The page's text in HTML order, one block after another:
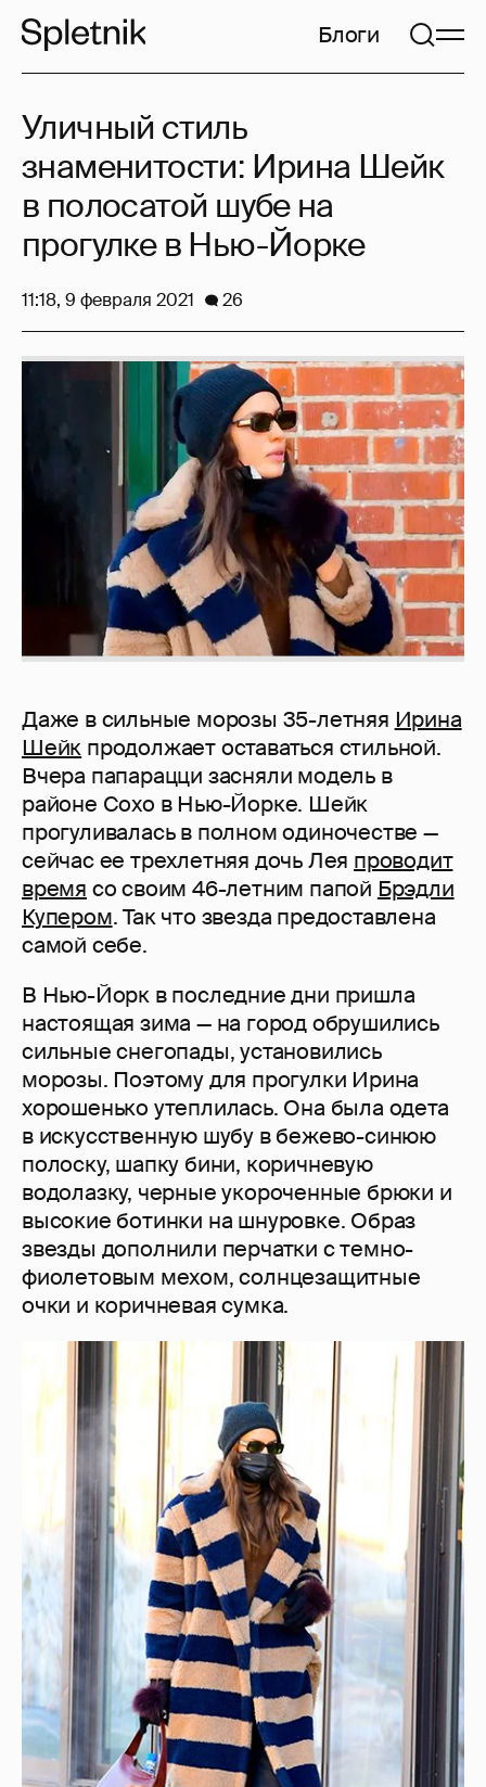
Блоги
Даже в сильные морозы 35-летняя Ирина
Шейк продолжает оставаться стильной.
Вчера папарацци засняли модель в
районе Сохо в Нью-Йорке. Шейк
прогуливалась в полном одиночестве —
сейчас ее трехлетняя дочь Лея проводит
время со своим 46-летним папой Брэдли
Купером. Так что звезда предоставлена
самой себе.
В Нью-Йорк в последние дни пришла
настоящая зима — на город обрушились
сильные снегопады, установились
морозы. Поэтому для прогулки Ирина
хорошенько утеплилась. Она была одета
в искусственную шубу в бежево-синюю
полоску, шапку бини, коричневую
водолазку, черные укороченные брюки и
высокие ботинки на шнуровке. Образ
звезды дополнили перчатки с темно-
фиолетовым мехом, солнцезащитные
очки и коричневая сумка.
Уличный стиль
знаменитости: Ирина Шейк
в полосатой шубе на
прогулке в Нью-Йорке
11:18, 9 февраля 2021 26